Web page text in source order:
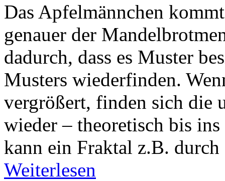
Das Apfelmännchen
genauer der
dadurch, dass es Muster
Musters wiederfinden.
vergrößert, finden sich die
wieder – theoretisch bis
kann ein Fraktal z.B.
Weiterlesen